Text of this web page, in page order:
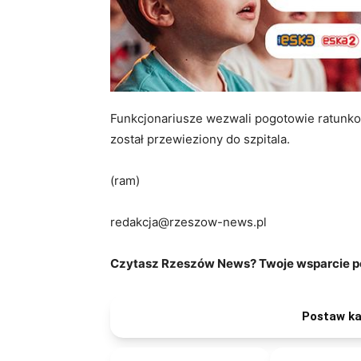
Funkcjonariusze wezwali pogotowie
został przewieziony do szpitala.
(ram)
redakcja@rzeszow-news.pl
Czytasz Rzeszów News? Twoje wsparcie
Postaw